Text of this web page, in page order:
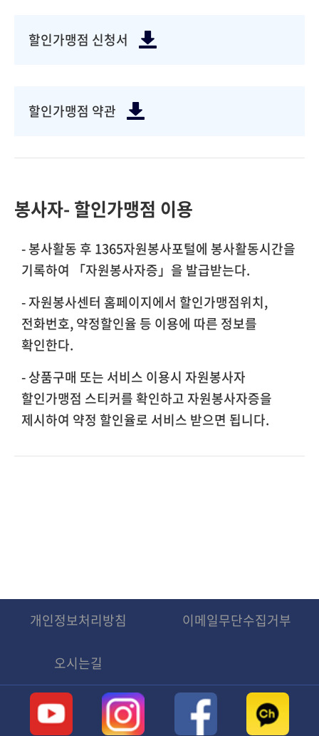
할인가맹점 신청서
할인가맹점 약관
봉사자- 할인가맹점 이용
- 봉사활동 후 1365자원봉사포털에 봉사활동시간을
기록하여 「자원봉사자증」을 발급받는다.
- 자원봉사센터 홈페이지에서 할인가맹점위치,
전화번호, 약정할인율 등 이용에 따른 정보를
확인한다.
- 상품구매 또는 서비스 이용시 자원봉사자
할인가맹점 스티커를 확인하고 자원봉사자증을
제시하여 약정 할인율로 서비스 받으면 됩니다.
개인정보처리방침 이메일무단수집거부
오시는길